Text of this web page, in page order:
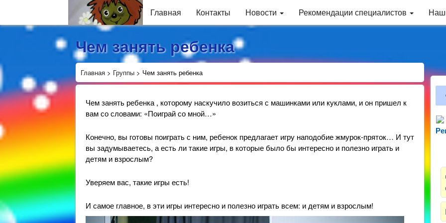
Главная Контакты Новости Рекомендации специалистов
Чем занять ребенка
Главная > Группы > Чем занять ребенка
Чем занять ребенка , которому наскучило возиться с машинками или куклами, и он пришел к
вам со словами: «Поиграй со мной…»
Конечно, вы готовы поиграть с ним, ребенок предлагает игру наподобие жмурок-пряток… И тут
вы задумываетесь, а есть ли такие игры, в которые было бы интересно и полезно играть и
детям и взрослым?
Уверяем вас, такие игры есть!
И самое главное, в эти игры интересно и полезно играть всем: и детям и взрослым!